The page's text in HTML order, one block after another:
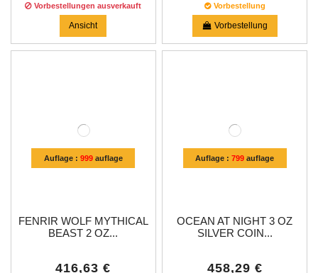
Vorbestellungen ausverkauft
Ansicht
Vorbestellung
Vorbestellung
Auflage : 999auflage
FENRIR WOLF MYTHICAL
BEAST 2 OZ...
416,63 €
Auflage :799 auflage
OCEAN AT NIGHT 3 OZ
SILVER COIN...
458,29 €